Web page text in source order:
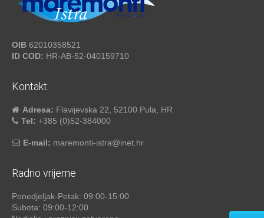
OIB 62010358521
ID COD: HR-AB-52-040159710
Kontakt:
Adresa: Flavijevska 22, 52100 Pula, HR
Tel: +385 (0)52-384000
E-mail: maremonti-istra@inet.hr
Radno vrijeme
Ponedjeljak-Petak: 09:00-15:00
Subota: 09:00-12:00